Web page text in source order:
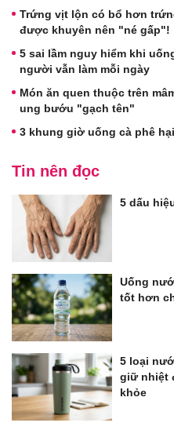
Trứng vịt lộn có bổ hơn
được khuyên nên "né gấp"!
5 sai lầm nguy hiểm khi
người vẫn làm mỗi ngày
Món ăn quen thuộc trên
ung bướu "gạch tên"
3 khung giờ uống cà phê
Tin nên đọc
5 dấu
Uống
tốt hơn
5 loại
giữ nhiệt
khỏe